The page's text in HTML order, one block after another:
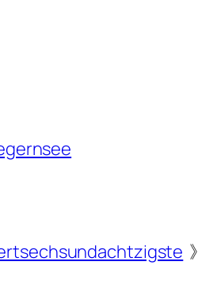
》